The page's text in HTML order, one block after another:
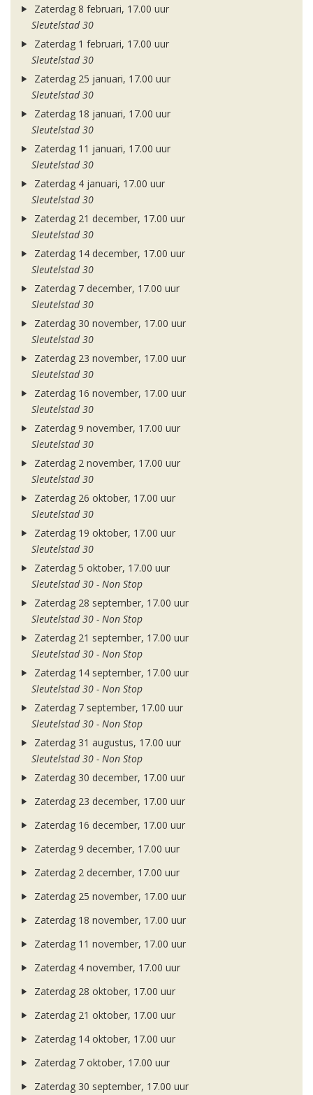
Zaterdag 8 februari, 17.00 uur
Sleutelstad 30
Zaterdag 1 februari, 17.00 uur
Sleutelstad 30
Zaterdag 25 januari, 17.00 uur
Sleutelstad 30
Zaterdag 18 januari, 17.00 uur
Sleutelstad 30
Zaterdag 11 januari, 17.00 uur
Sleutelstad 30
Zaterdag 4 januari, 17.00 uur
Sleutelstad 30
Zaterdag 21 december, 17.00 uur
Sleutelstad 30
Zaterdag 14 december, 17.00 uur
Sleutelstad 30
Zaterdag 7 december, 17.00 uur
Sleutelstad 30
Zaterdag 30 november, 17.00 uur
Sleutelstad 30
Zaterdag 23 november, 17.00 uur
Sleutelstad 30
Zaterdag 16 november, 17.00 uur
Sleutelstad 30
Zaterdag 9 november, 17.00 uur
Sleutelstad 30
Zaterdag 2 november, 17.00 uur
Sleutelstad 30
Zaterdag 26 oktober, 17.00 uur
Sleutelstad 30
Zaterdag 19 oktober, 17.00 uur
Sleutelstad 30
Zaterdag 5 oktober, 17.00 uur
Sleutelstad 30 - Non Stop
Zaterdag 28 september, 17.00 uur
Sleutelstad 30 - Non Stop
Zaterdag 21 september, 17.00 uur
Sleutelstad 30 - Non Stop
Zaterdag 14 september, 17.00 uur
Sleutelstad 30 - Non Stop
Zaterdag 7 september, 17.00 uur
Sleutelstad 30 - Non Stop
Zaterdag 31 augustus, 17.00 uur
Sleutelstad 30 - Non Stop
Zaterdag 30 december, 17.00 uur
Zaterdag 23 december, 17.00 uur
Zaterdag 16 december, 17.00 uur
Zaterdag 9 december, 17.00 uur
Zaterdag 2 december, 17.00 uur
Zaterdag 25 november, 17.00 uur
Zaterdag 18 november, 17.00 uur
Zaterdag 11 november, 17.00 uur
Zaterdag 4 november, 17.00 uur
Zaterdag 28 oktober, 17.00 uur
Zaterdag 21 oktober, 17.00 uur
Zaterdag 14 oktober, 17.00 uur
Zaterdag 7 oktober, 17.00 uur
Zaterdag 30 september, 17.00 uur